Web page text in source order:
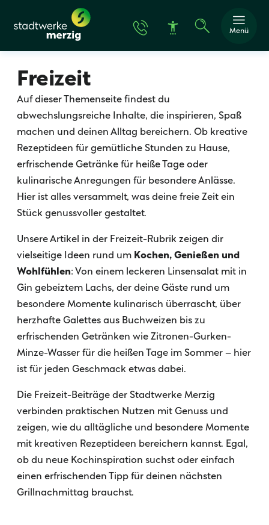
Menü
Freizeit
Auf dieser Themenseite findest du
abwechslungsreiche Inhalte, die inspirieren, Spaß
machen und deinen Alltag bereichern. Ob kreative
Rezeptideen für gemütliche Stunden zu Hause,
erfrischende Getränke für heiße Tage oder
kulinarische Anregungen für besondere Anlässe.
Hier ist alles versammelt, was deine freie Zeit ein
Stück genussvoller gestaltet.
Unsere Artikel in der Freizeit-Rubrik zeigen dir
vielseitige Ideen rund um Kochen, Genießen und
Wohlfühlen: Von einem leckeren Linsensalat mit in
Gin gebeiztem Lachs, der deine Gäste rund um
besondere Momente kulinarisch überrascht, über
herzhafte Galettes aus Buchweizen bis zu
erfrischenden Getränken wie Zitronen-Gurken-
Minze-Wasser für die heißen Tage im Sommer – hier
ist für jeden Geschmack etwas dabei.
Die Freizeit-Beiträge der Stadtwerke Merzig
verbinden praktischen Nutzen mit Genuss und
zeigen, wie du alltägliche und besondere Momente
mit kreativen Rezeptideen bereichern kannst. Egal,
ob du neue Kochinspiration suchst oder einfach
einen erfrischenden Tipp für deinen nächsten
Grillnachmittag brauchst.
Schrift
Schrift
Wortabstand
Zeilenabstand
Zeilenabstand
Graustufen
Lesehilfe
Animationen
Hoher Kontrast